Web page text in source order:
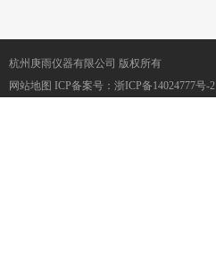
杭州庚雨仪器有限公司 版权所有
网站地图 ICP备案号： 浙ICP备14024777号-2